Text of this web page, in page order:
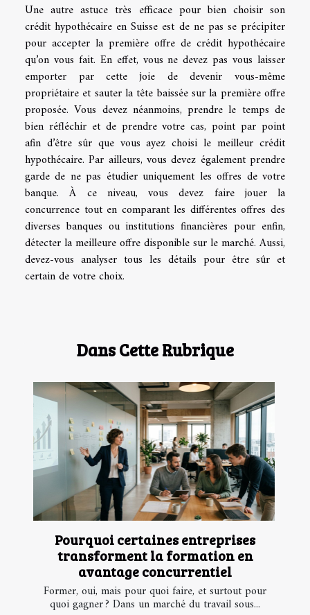
Une autre astuce très efficace pour bien choisir son
crédit hypothécaire en Suisse est de ne pas se précipiter
pour accepter la première offre de crédit hypothécaire
qu’on vous fait. En effet, vous ne devez pas vous laisser
emporter par cette joie de devenir vous-même
propriétaire et sauter la tête baissée sur la première offre
proposée. Vous devez néanmoins, prendre le temps de
bien réfléchir et de prendre votre cas, point par point
afin d’être sûr que vous ayez choisi le meilleur crédit
hypothécaire. Par ailleurs, vous devez également prendre
garde de ne pas étudier uniquement les offres de votre
banque. À ce niveau, vous devez faire jouer la
concurrence tout en comparant les différentes offres des
diverses banques ou institutions financières pour enfin,
détecter la meilleure offre disponible sur le marché. Aussi,
devez-vous analyser tous les détails pour être sûr et
certain de votre choix.
Dans Cette Rubrique
Pourquoi certaines entreprises
transforment la formation en
avantage concurrentiel
Former, oui, mais pour quoi faire, et surtout pour
quoi gagner ? Dans un marché du travail sous...